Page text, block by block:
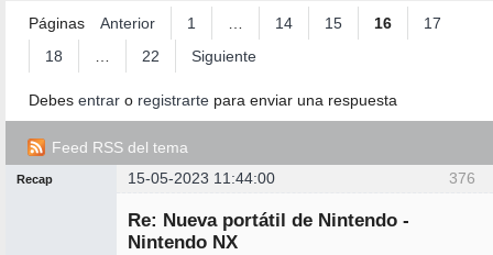
Registrarte
Entrar
Páginas Anterior 1 14 15 16
17
18
22 Siguiente
Debes entrar o registrarte para enviar una respuesta
Feed RSS del tema
376
Recap 15-05-2023 11:44:00
Re: Nueva portátil de Nintendo -
Nintendo NX